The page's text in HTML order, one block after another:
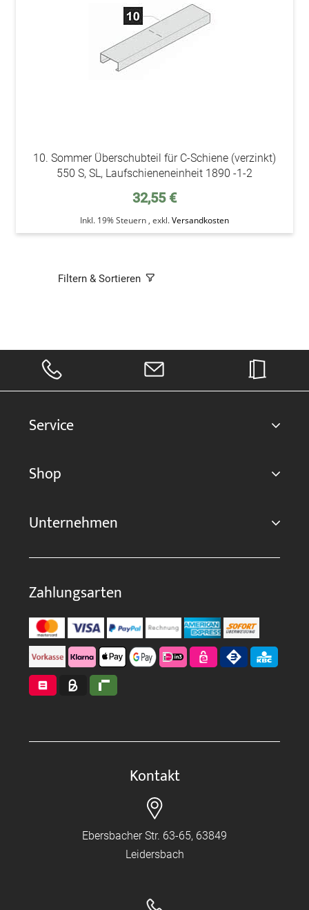
10. Sommer Überschubteil für C-Schiene (verzinkt)
550 S, SL, Laufschieneneinheit 1890 -1-2
32,55 €
Inkl. 19% Steuern , exkl.Versandkosten
Filtern & Sortieren
Service
Shop
Unternehmen
Zahlungsarten
Kontakt
Ebersbacher Str. 63-65, 63849
Leidersbach